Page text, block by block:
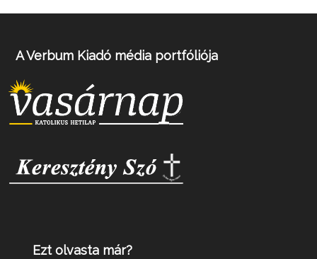
A Verbum Kiadó média portfóliója
Ezt olvasta már?